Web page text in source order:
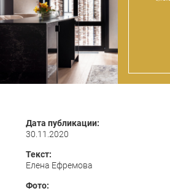
Дата публикации:
30.11.2020
Текст:
Елена Ефремова
Фото: